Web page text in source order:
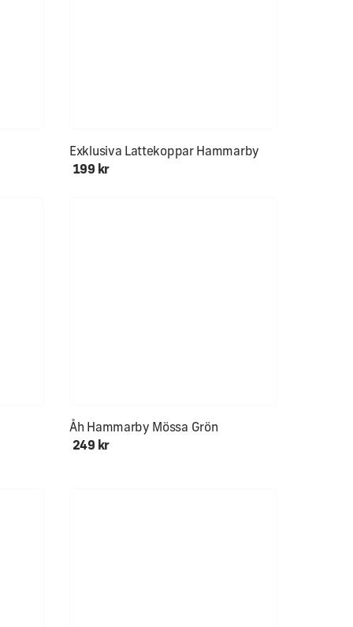
Exklusiva Lattekoppar Hammarby
199 kr
Åh Hammarby Mössa Grön
249 kr